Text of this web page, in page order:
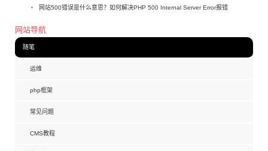
网站500错误是什么意思？如何解决PHP 500 Internal Server Error报错
网站导航
随笔
运维
php框架
常见问题
CMS教程